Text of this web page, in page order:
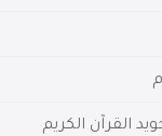
القرآن الكريم